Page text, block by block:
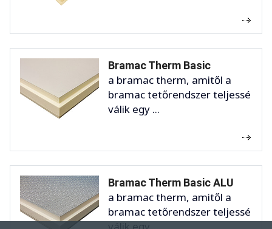
Bramac Therm Basic
a bramac therm, amitől a
bramac tetőrendszer teljessé
válik egy ...
Bramac Therm Basic ALU
a bramac therm, amitől a
bramac tetőrendszer teljessé